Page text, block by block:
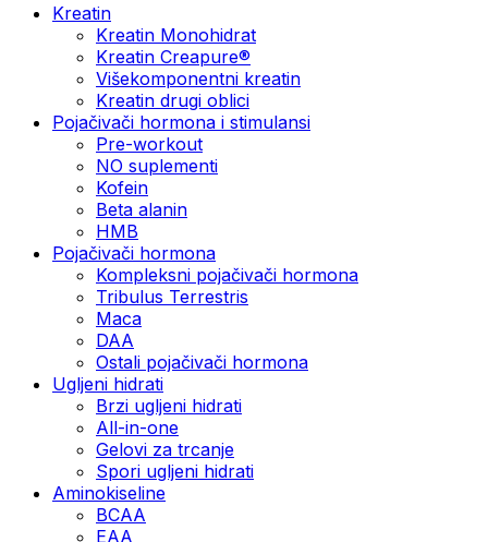
Kreatin
Kreatin Monohidrat
Kreatin Creapure®
Višekomponentni kreatin
Kreatin drugi oblici
Pojačivači hormona i stimulansi
Pre-workout
NO suplementi
Kofein
Beta alanin
HMB
Pojačivači hormona
Kompleksni pojačivači hormona
Tribulus Terrestris
Maca
DAA
Ostali pojačivači hormona
Ugljeni hidrati
Brzi ugljeni hidrati
All-in-one
Gelovi za trcanje
Spori ugljeni hidrati
Aminokiseline
BCAA
ЕАА